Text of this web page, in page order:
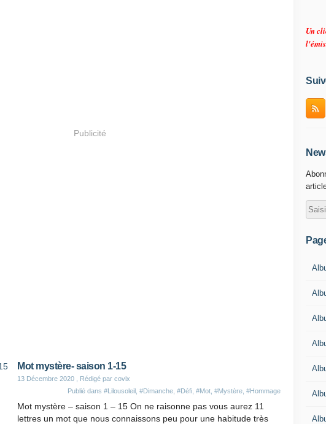
Publicité
Mot mystère- saison 1-15
13 Décembre 2020 , Rédigé par covix
Publié dans #Lilousoleil #Dimanche #Défi #Mot #Mystère #Hommage
Mot mystère – saison 1 – 15 On ne raisonne pas vous aurez 11
lettres un mot que nous connaissons peu pour une habitude très
Un